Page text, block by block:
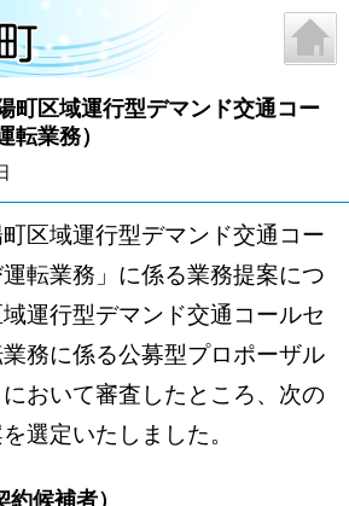
町区域運行型デマンド交通コー
転業務）
区域運行型デマンド交通コー
転業務」に係る業務提案につ
運行型デマンド交通コールセ
務に係る公募型プロポーザル
おいて審査したところ、次の
選定いたしました。
候補者）